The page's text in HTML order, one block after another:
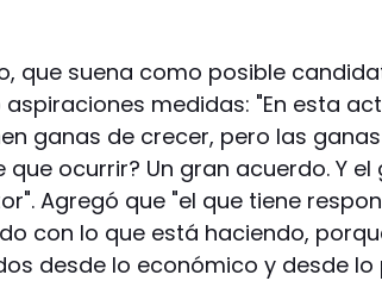
que suena como posible
medidas: "En esta
ganas de crecer, pero las
que ocurrir? Un gran acuerdo. Y
Agregó que "el que tiene
con lo que está haciendo,
desde lo económico y desde lo